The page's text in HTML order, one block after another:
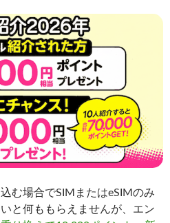
む場合でSIMまたはeSIMのみ
と何ももらえませんが、エン